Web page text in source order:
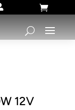

12V